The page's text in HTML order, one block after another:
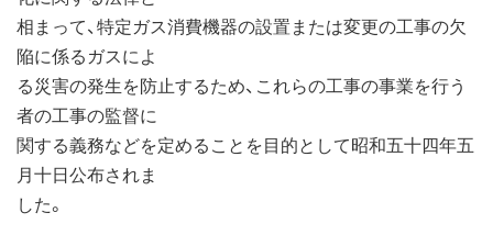
相まって、特定ガス消費機器の設置または変更の工事の欠
陥に係るガスによ
る災害の発生を防止するため、これらの工事の事業を行う
者の工事の監督に
関する義務などを定めることを目的として昭和五十四年五
月十日公布されま
した。